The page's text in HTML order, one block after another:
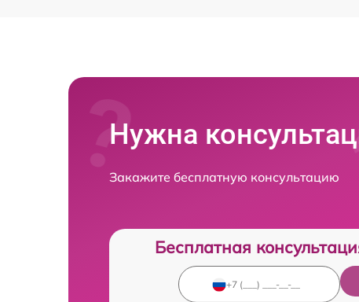
Нужна
Закажите бесплатную консультацию
Бесплатная